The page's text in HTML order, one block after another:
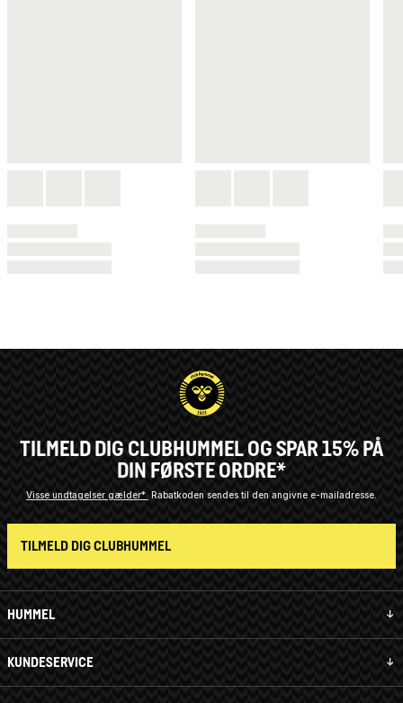
HUMMEL
KUNDESERVICE
TILMELD DIG CLUBHUMMEL OG SPAR 15% PÅ
DIN FØRSTE ORDRE*
Visse undtagelser gælder* Rabatkoden sendes til den angivne e-mailadresse.
TILMELD DIG CLUBHUMMEL